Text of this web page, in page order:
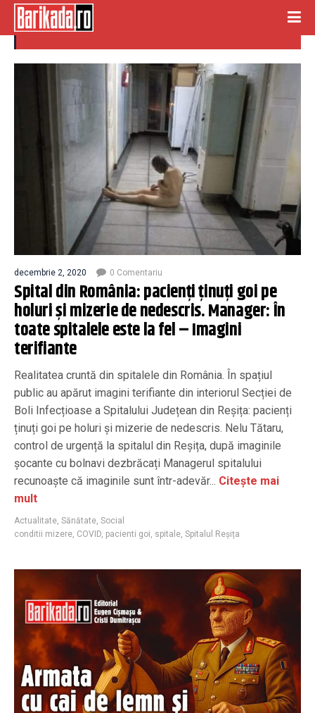
conditii mizere
decembrie 2, 2020 0 Comentariu
Spital din România: pacienți ținuți goi pe
holuri și mizerie de nedescris. Manager: În
toate spitalele este la fel – Imagini
terifiante
Realitatea cruntă din spitalele din România. În spațiul
public au apărut imagini terifiante din interiorul Secției de
Boli Infecțioase a Spitalului Județean din Reșița: pacienți
ținuți goi pe holuri și mizerie de nedescris. Nelu Tătaru,
control de urgență la spitalul din Reșița, după imaginile
șocante cu bolnavi dezbrăcați Managerul spitalului
recunoaște că imaginile sunt într-adevăr... Citește mai
mult
Actualitate, Sănătate, Social
conditii mizere, COVID, pacienti goi, spitale, Spitalul Reșița